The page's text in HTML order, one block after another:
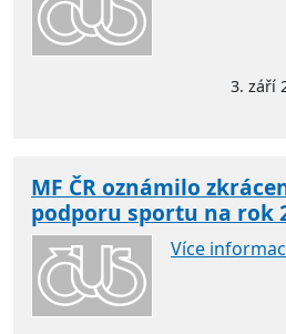
3. září
MF ČR oznámilo
podporu sportu na rok
Více